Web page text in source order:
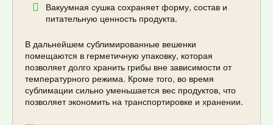
Вакуумная сушка сохраняет форму, состав и
питательную ценность продукта.
В дальнейшем сублимированные вешенки
помещаются в герметичную упаковку, которая
позволяет долго хранить грибы вне зависимости от
температурного режима. Кроме того, во время
сублимации сильно уменьшается вес продуктов, что
позволяет экономить на транспортировке и хранении.